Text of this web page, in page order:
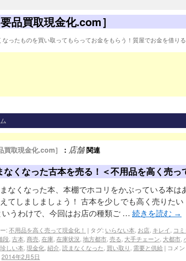
要品買取現金化.com］
なったものを買い取ってもらってお金をもらう！質屋でお金を借りる
買取現金化.com］ ： 店舗関連
なくなった古本を売る！＜不用品を高く売っ
なくなった本、本棚でホコリをかぶっている本
てしましましょう！ 古本を少しでも高く売りた
いうわけで、今回はお店の種類ご … 続きを読む →
:不用品を高く売って現金化！ | タグ: いらない本, お店, キレイ, コ
段, 古本, 商売, 在庫, 在庫状況, 地方都市, 売る, 大手チェーン, 大都市,
珍しい本, 現金化, 紹介, 読まなくなった, 買い取り , 需要と供給 | コメ
2014年2月5日